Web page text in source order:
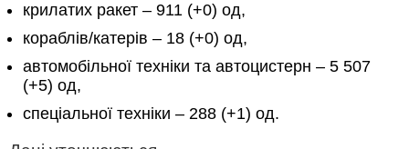
крилатих ракет – 911 (+0) од,
кораблів/катерів – 18 (+0) од,
автомобільної техніки та автоцистерн – 5 507
(+5) од,
спеціальної техніки – 288 (+1) од.